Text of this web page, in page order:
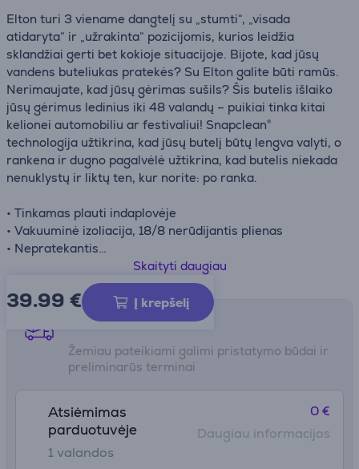
Elton turi 3 viename dangtelį su „stumti“, „visada
atidaryta“ ir „užrakinta“ pozicijomis, kurios leidžia
sklandžiai gerti bet kokioje situacijoje. Bijote, kad jūsų
vandens buteliukas pratekės? Su Elton galite būti ramūs.
Nerimaujate, kad jūsų gėrimas sušils? Šis butelis išlaiko
jūsų gėrimus ledinius iki 48 valandų – puikiai tinka kitai
kelionei automobiliu ar festivaliui! Snapclean®
technologija užtikrina, kad jūsų butelį būtų lengva valyti, o
rankena ir dugno pagalvėlė užtikrina, kad butelis niekada
nenuklystų ir liktų ten, kur norite: po ranka.
• Tinkamas plauti indaplovėje
• Vakuuminė izoliacija, 18/8 nerūdijantis plienas
• Nepratekantis
• 48 val. šaltas
Skaityti daugiau
39.99 € Į krepšelį
Pristatymo būdai
Žemiau pateikiami galimi pristatymo būdai ir
preliminarūs terminai
Atsiėmimas
parduotuvėje
1 valandos
0 €
Daugiau informacijos